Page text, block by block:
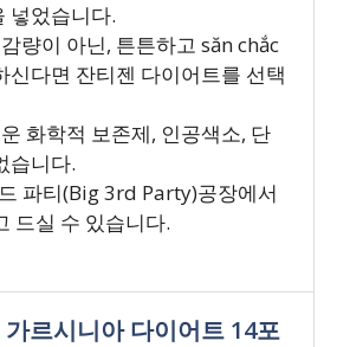
넣었습니다.
량이 아닌, 튼튼하고 săn chắc
신다면 잔티젠 다이어트를 선택
화학적 보존제, 인공색소, 단
습니다.
파티(Big 3rd Party)공장에서
드실 수 있습니다.
르시니아 다이어트 14포